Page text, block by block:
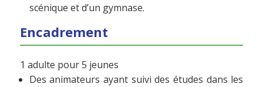
scénique et d’un gymnase.
Encadrement
1 adulte pour 5 jeunes
Des animateurs ayant suivi des études dans les